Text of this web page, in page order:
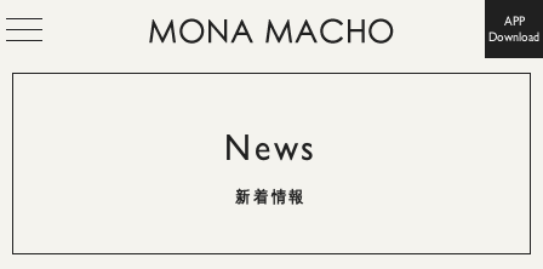
APP
Download
News
新着情報